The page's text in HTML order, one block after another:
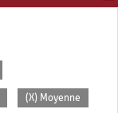
(X) Moyenne